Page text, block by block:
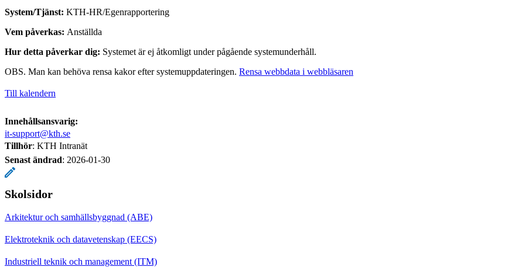
System/Tjänst: KTH-HR/Egenrapportering
Vem påverkas: Anställda
Hur detta påverkar dig: Systemet är ej åtkomligt under pågående systemunderhåll.
OBS. Man kan behöva rensa kakor efter systemuppdateringen. Rensa webbdata i webbläsaren
Till kalendern
Innehållsansvarig:
it-support@kth.se
Tillhör: KTH Intranät
Senast ändrad: 2026-01-30
Skolsidor
Arkitektur och samhällsbyggnad (ABE)
Elektroteknik och datavetenskap (EECS)
Industriell teknik och management (ITM)